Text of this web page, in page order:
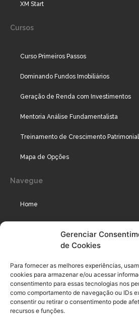
Gerenciar
de Cookies
Para fornecer as melhores experiências,
cookies para armazenar e/ou acessar
consentimento para essas tecnologias nos
como comportamento de navegação ou IDs
consentir ou retirar o consentimento pode
recursos e funções.
XM Start
Cursos
Curso Primeiros Passos
Dominando Fundos Imobiliários
Geração de Renda com Investimentos
Mentoria Análise Fundamentalista
Treinamento de Crescimento Patrimonial
Mapa de Opções
Navegue
Home
Podcast
Legal